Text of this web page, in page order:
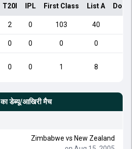
T20I IPL First Class List A
2 0 103 40
0 0 0 0
0 0 1 8
का डेब्यू/आखिरी मैच
Zimbabwe vs New Zealand